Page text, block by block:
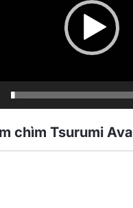
chìm Tsurumi